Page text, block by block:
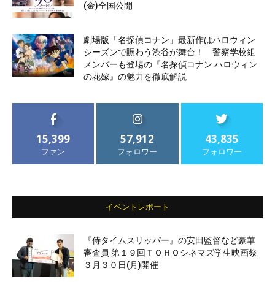
(金)全国公開
劇場版「名探偵コナン」最新作はハロウィン
シーズンで賑わう渋谷が舞台！ 警察学校組
メンバーも登場の『名探偵コナン ハロウィン
の花嫁』の魅力を徹底解説
15,399
ファン
57,912
フォロワー
43,835
フォロワー
イベントレポート
『侍タイムスリッパー』の安田監督など豪華
審査員 第１９回ＴＯＨＯシネマズ学生映画祭
３月３０日(月)開催